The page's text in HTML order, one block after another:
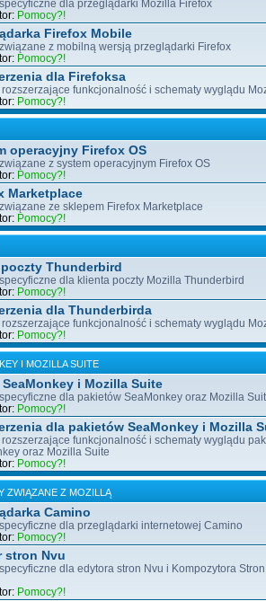
dla przeglądarki Mozilla Firefox
Pomocy?!
Firefox Mobile
z mobilną wersją przeglądarki Firefox
Pomocy?!
dla Firefoksa
rozszerzające funkcjonalność i schematy wyglądu
Pomocy?!
operacyjny Firefox OS
z system operacyjnym Firefox OS
Pomocy?!
Marketplace
ze sklepem Firefox Marketplace
Pomocy?!
Thunderbird
dla klienta poczty Mozilla Thunderbird
Pomocy?!
dla Thunderbirda
rozszerzające funkcjonalność i schematy wyglądu
Pomocy?!
I MOZILLA SUITE
SeaMonkey i Mozilla Suite
dla pakietów SeaMonkey oraz Mozilla
Pomocy?!
dla pakietów SeaMonkey i Mozilla
rozszerzające funkcjonalność i schematy wyglądu
oraz Mozilla Suite
Pomocy?!
ZWIĄZANE Z MOZILLĄ
Camino
dla przeglądarki internetowej Camino
Pomocy?!
stron Nvu
dla edytora stron Nvu i Kompozytora
Pomocy?!